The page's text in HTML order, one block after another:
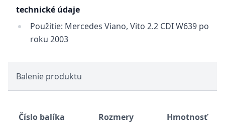
technické údaje
Použitie: Mercedes Viano, Vito 2.2 CDI W639 po
roku 2003
Balenie produktu
Číslo balíka Rozmery
Hmotnosť